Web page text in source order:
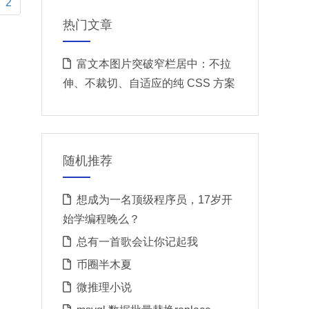
2
热门文章
富文本图片突破窄栏居中：不拉
伸、不裁切、自适应的纯 CSS 方案
随机推荐
想成为一名顶级程序员，17岁开
始学编程晚么？
总有一首歌会让你记起我
币圈半木夏
微推理小说